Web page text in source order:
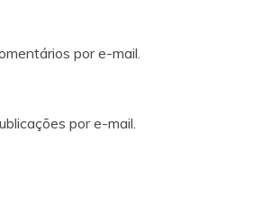
por e-mail.
por e-mail.